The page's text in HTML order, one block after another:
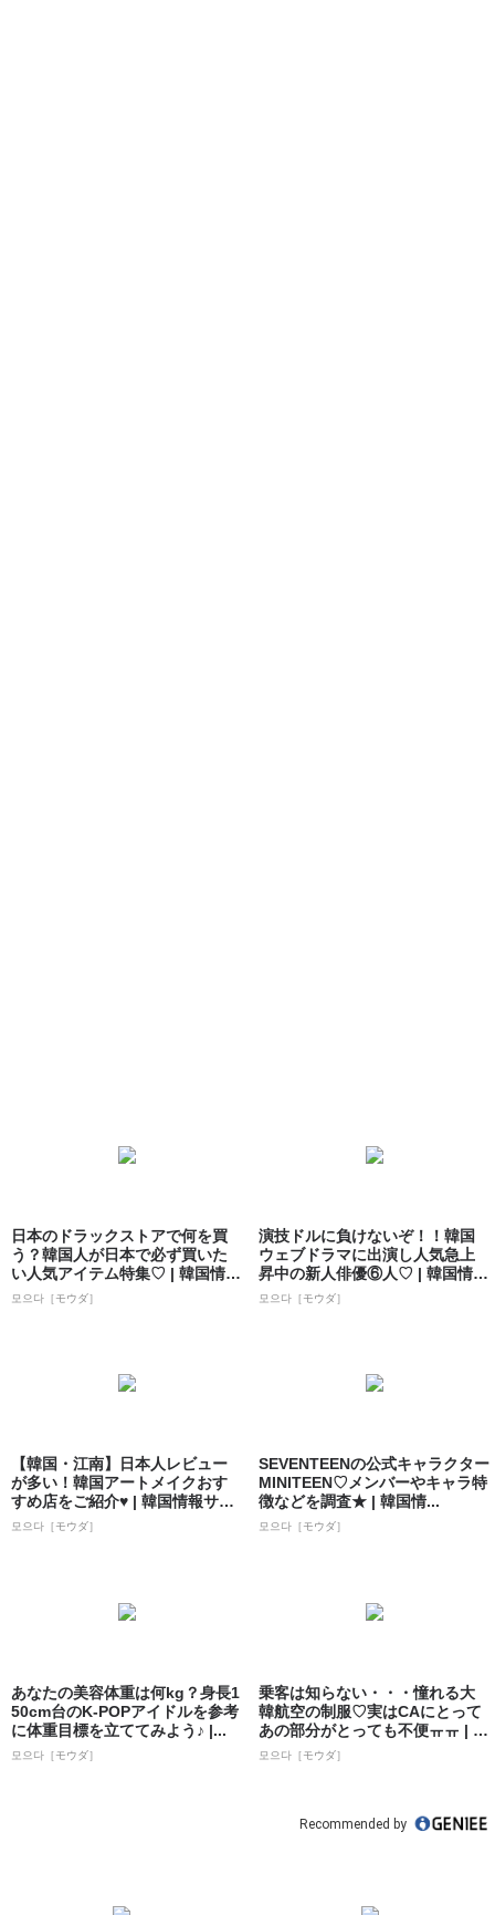
日本のドラックストアで何を買
う？韓国人が日本で必ず買いた
い人気アイテム特集♡ | 韓国情報
サイト ...
모으다［モウダ］
演技ドルに負けないぞ！！韓国
ウェブドラマに出演し人気急上
昇中の新人俳優⑥人♡ | 韓国情報
サイト ...
모으다［モウダ］
【韓国・江南】日本人レビュー
が多い！韓国アートメイクおす
すめ店をご紹介♥ | 韓国情報サイ
ト 모으...
모으다［モウダ］
SEVENTEENの公式キャラクター
MINITEEN♡メンバーやキャラ特
徴などを調査★ | 韓国情...
모으다［モウダ］
あなたの美容体重は何kg？身長1
50cm台のK-POPアイドルを参考
に体重目標を立ててみよう♪ |...
모으다［モウダ］
乗客は知らない・・・憧れる大
韓航空の制服♡実はCAにとって
あの部分がとっても不便ㅠㅠ | 韓
国情報...
모으다［モウダ］
Recommended by